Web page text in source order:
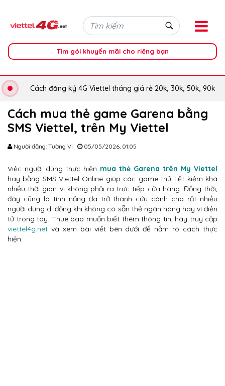
Tìm gói khuyến mãi cho riêng bạn
Cách đăng ký 4G Viettel tháng giá rẻ 20k, 30k, 50k, 90k
Cách mua thẻ game Garena bằng
SMS Viettel, trên My Viettel
Người đăng: Tường Vi 05/05/2026, 01:05
Việc người dùng thực hiện mua thẻ Garena trên My Viettel
hay bằng SMS Viettel Online giúp các game thủ tiết kiệm khá
nhiều thời gian vì không phải ra trực tiếp cửa hàng. Đồng thời,
đây cũng là tính năng đã trở thành cứu cánh cho rất nhiều
người dùng di động khi không có sẵn thẻ ngân hàng hay ví điện
tử trong tay. Thuê bao muốn biết thêm thông tin, hãy truy cập
viettel4g.net và xem bài viết bên dưới để nắm rõ cách thực
hiện.